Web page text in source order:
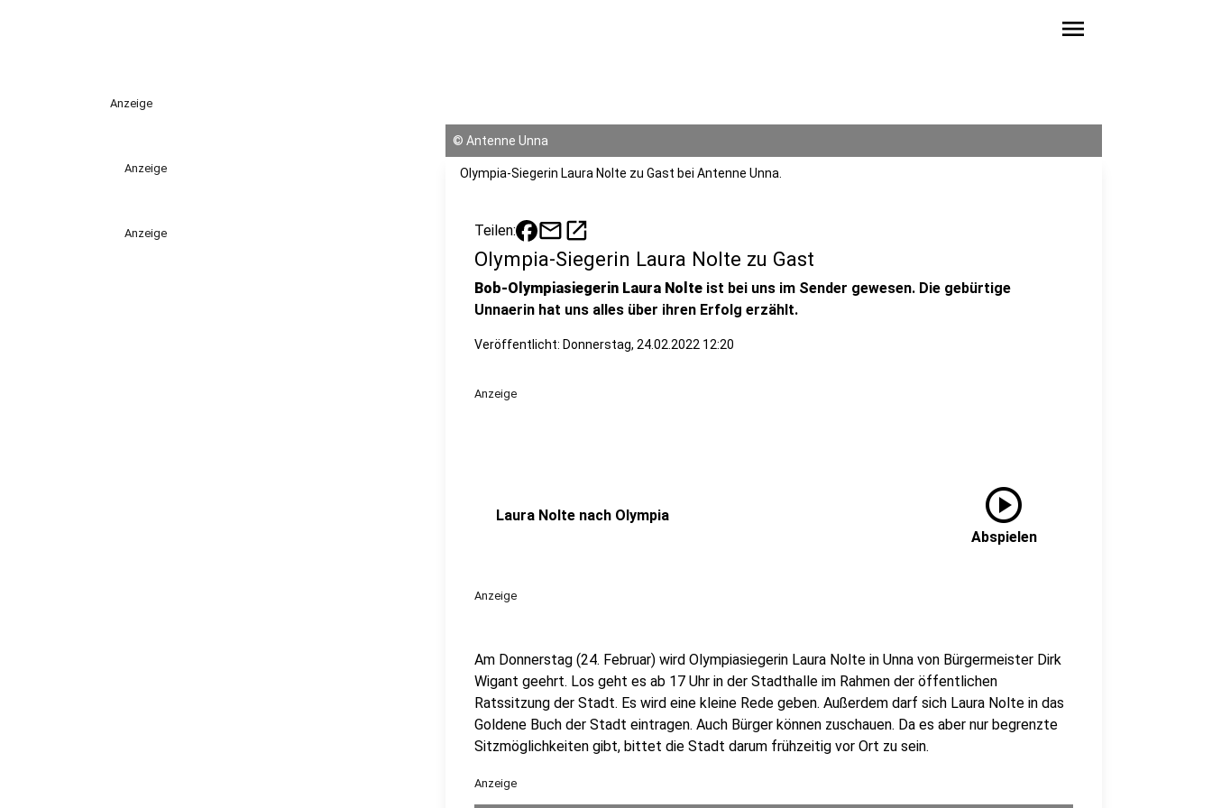
menu
Anzeige
Anzeige
Anzeige
© Antenne Unna
Olympia-Siegerin Laura Nolte zu Gast bei Antenne Unna.
Teilen: mailopen_in_new
Olympia-Siegerin Laura Nolte zu Gast
Bob-Olympiasiegerin Laura Nolte ist bei uns im Sender gewesen. Die gebürtige
Unnaerin hat uns alles über ihren Erfolg erzählt.
Veröffentlicht: Donnerstag, 24.02.2022 12:20
Anzeige
Laura Nolte nach Olympia play_circle
Abspielen
Anzeige
Am Donnerstag (24. Februar) wird Olympiasiegerin Laura Nolte in Unna von Bürgermeister Dirk
Wigant geehrt. Los geht es ab 17 Uhr in der Stadthalle im Rahmen der öffentlichen
Ratssitzung der Stadt. Es wird eine kleine Rede geben. Außerdem darf sich Laura Nolte in das
Goldene Buch der Stadt eintragen. Auch Bürger können zuschauen. Da es aber nur begrenzte
Sitzmöglichkeiten gibt, bittet die Stadt darum frühzeitig vor Ort zu sein.
Anzeige